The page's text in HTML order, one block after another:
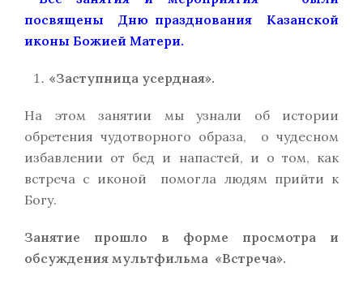
посвящены Дню празднования Казанской
иконы Божией Матери.
«Заступница усердная».
На этом занятии мы узнали об истории
обретения чудотворного образа, о чудесном
избавлении от бед и напастей, и о том, как
встреча с иконой помогла людям прийти к
Богу.
Занятие прошло в форме просмотра и
обсуждения мультфильма «Встреча».